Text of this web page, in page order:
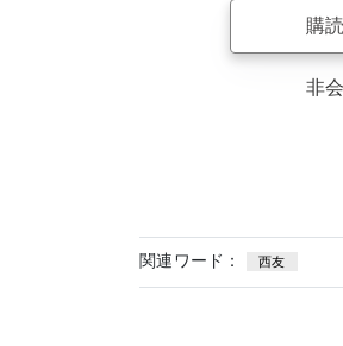
購
非
関連ワード： 西友